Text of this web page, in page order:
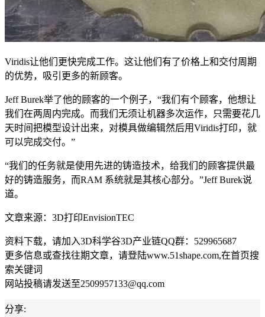
Viridis让他们更快完成工作。这让他们有了价格上和交付周期
的优势，吸引更多的新顾客。
Jeff Burek举了他的顾客的一个例子，“我们有个顾客，他想让
我们在两周内完成。而我们无须让机器多次运作，只需要花几
天时间把模型设计出来，对模具做编辑然后用Viridis打印，就
可以完成交付。”
“我们的任务就是使用先进的铸造技术，给我们的顾客提供最
好的铸造服务，而RAM 系统就是其核心部分。”Jeff Burek说
道。
文章来源：3D打印EnvisionTEC
资料下载，请加入3D科学谷3D产业链QQ群：529965687
更多信息或查找往期文章，请登陆www.51shape.com,在首页搜
索关键词
网站投稿请发送至2509957133@qq.com
分享: